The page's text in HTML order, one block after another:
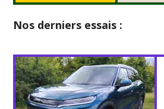
Nos derniers essais :